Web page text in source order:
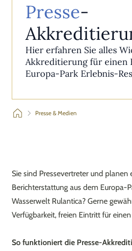
Presse-
Hier erfahren Sie alles
Akkreditierung für einen
Europa-Park Erlebnis-
Presse & Medien
Sie sind Pressevertreter und planen
Berichterstattung aus dem Europa-
Wasserwelt Rulantica? Gerne
Verfügbarkeit, freien Eintritt für einen
So funktioniert die Presse-